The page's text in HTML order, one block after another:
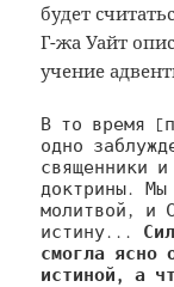
будет
Г-жа Уайт
учение
В то время
одно
священники
доктрины. Мы
молитвой, и
истину...
смогла ясно
истиной, а